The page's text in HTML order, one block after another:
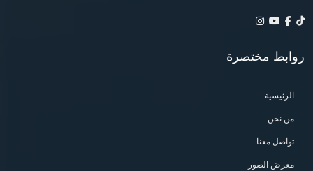
روابط مختصرة
الرئيسية
من نحن
تواصل معنا
معرض الصور